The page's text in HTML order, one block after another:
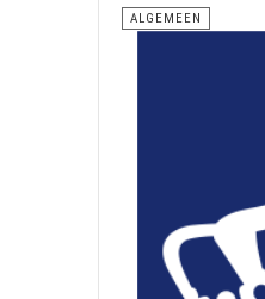
ALGEMEEN